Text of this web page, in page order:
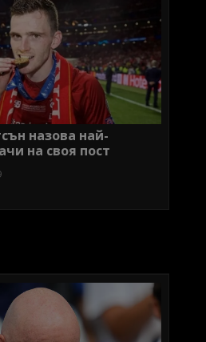
назова най-
на своя пост